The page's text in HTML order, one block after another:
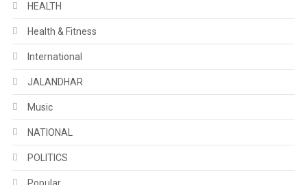
HEALTH
Health & Fitness
International
JALANDHAR
Music
NATIONAL
POLITICS